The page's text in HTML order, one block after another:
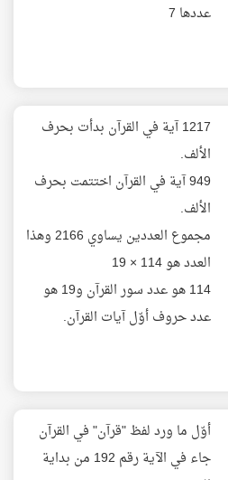
عددها 7
1217 آية في القرآن بدأت بحرف
الألف.
949 آية في القرآن اختتمت بحرف
الألف.
مجموع العددين يساوي 2166 وهذا
العدد هو 114 × 19
114 هو عدد سور القرآن و19 هو
عدد حروف أوّل آيات القرآن.
أوّل ما ورد لفظ "قرآن" في القرآن
جاء في الآية رقم 192 من بداية